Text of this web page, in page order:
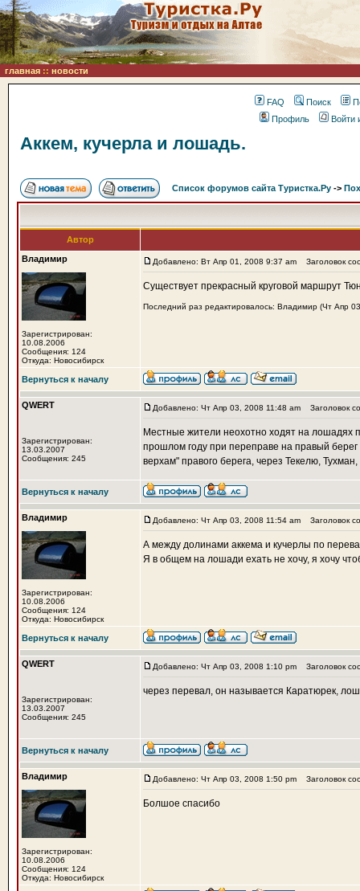
главная :: новости
FAQ Поиск
Профиль
Войти
Аккем, кучерла и лошадь.
Список форумов сайта Туристка.Ру ->
Автор
Владимир
Зарегистрирован:
10.08.2006
Сообщения: 124
Откуда: Новосибирск
Добавлено: Вт Апр 01, 2008 9:37 am Заголовок
Существует прекрасный круговой маршрут
Последний раз редактировалось: Владимир (Чт Апр
Вернуться к началу
QWERT
Зарегистрирован:
13.03.2007
Сообщения: 245
Добавлено: Чт Апр 03, 2008 11:48 am Заголовок
Местные жители неохотно ходят на лошадях
прошлом году при переправе на правый
верхам" правого берега, через Текелю,
Вернуться к началу
Владимир
Зарегистрирован:
10.08.2006
Сообщения: 124
Откуда: Новосибирск
Добавлено: Чт Апр 03, 2008 11:54 am Заголовок
А между долинами аккема и кучерлы по
Я в общем на лошади ехать не хочу, я хочу
Вернуться к началу
QWERT
Зарегистрирован:
13.03.2007
Сообщения: 245
Добавлено: Чт Апр 03, 2008 1:10 pm Заголовок
через перевал, он называется Каратюрек,
Вернуться к началу
Владимир
Зарегистрирован:
10.08.2006
Сообщения: 124
Откуда: Новосибирск
Добавлено: Чт Апр 03, 2008 1:50 pm Заголовок
Болшое спасибо